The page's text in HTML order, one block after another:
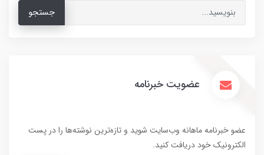
جستجو
عضویت خبرنامه
عضو خبرنامه ماهانه وب‌سایت شوید و تازه‌ترین نوشته‌ها را در پست
الکترونیک خود دریافت کنید.